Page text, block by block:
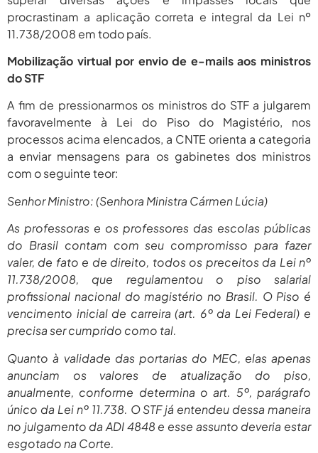
procrastinam a aplicação correta e integral da Lei nº
11.738/2008 em todo país.
Mobilização virtual por envio de e-mails aos ministros
do STF
A fim de pressionarmos os ministros do STF a julgarem
favoravelmente à Lei do Piso do Magistério, nos
processos acima elencados, a CNTE orienta a categoria
a enviar mensagens para os gabinetes dos ministros
com o seguinte teor:
Senhor Ministro: (Senhora Ministra Cármen Lúcia)
As professoras e os professores das escolas públicas
do Brasil contam com seu compromisso para fazer
valer, de fato e de direito, todos os preceitos da Lei nº
11.738/2008, que regulamentou o piso salarial
profissional nacional do magistério no Brasil. O Piso é
vencimento inicial de carreira (art. 6º da Lei Federal) e
precisa ser cumprido como tal.
Quanto à validade das portarias do MEC, elas apenas
anunciam os valores de atualização do piso,
anualmente, conforme determina o art. 5º, parágrafo
único da Lei nº 11.738. O STF já entendeu dessa maneira
no julgamento da ADI 4848 e esse assunto deveria estar
esgotado na Corte.